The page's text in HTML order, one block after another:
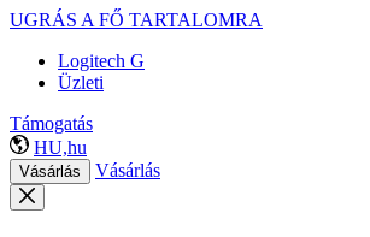
UGRÁS A FŐ TARTALOMRA
Logitech G
Üzleti
Támogatás
HU,hu
Vásárlás Vásárlás